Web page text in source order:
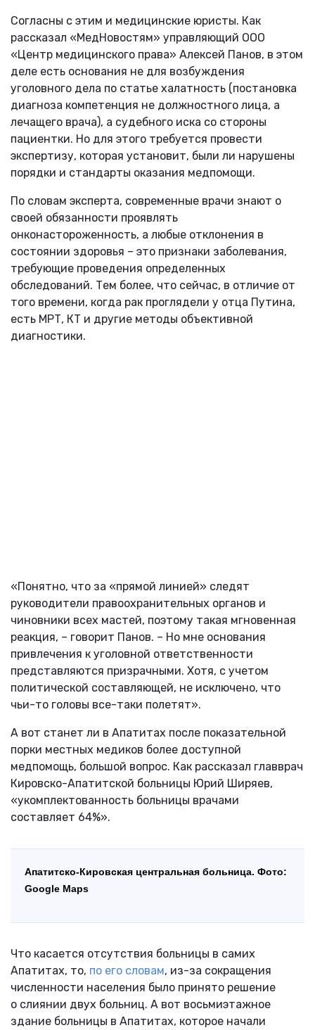
Согласны с этим и медицинские юристы. Как
рассказал «МедНовостям» управляющий ООО
«Центр медицинского права» Алексей Панов, в этом
деле есть основания не для возбуждения
уголовного дела по статье халатность (постановка
диагноза компетенция не должностного лица, а
лечащего врача), а судебного иска со стороны
пациентки. Но для этого требуется провести
экспертизу, которая установит, были ли нарушены
порядки и стандарты оказания медпомощи.
По словам эксперта, современные врачи знают о
своей обязанности проявлять
онконастороженность, а любые отклонения в
состоянии здоровья – это признаки заболевания,
требующие проведения определенных
обследований. Тем более, что сейчас, в отличие от
того времени, когда рак проглядели у отца Путина,
есть МРТ, КТ и другие методы объективной
диагностики.
«Понятно, что за «прямой линией» следят
руководители правоохранительных органов и
чиновники всех мастей, поэтому такая мгновенная
реакция, – говорит Панов. – Но мне основания
привлечения к уголовной ответственности
представляются призрачными. Хотя, с учетом
политической составляющей, не исключено, что
чьи-то головы все-таки полетят».
А вот станет ли в Апатитах после показательной
порки местных медиков более доступной
медпомощь, большой вопрос. Как рассказал главврач
Кировско-Апатитской больницы Юрий Ширяев,
«укомплектованность больницы врачами
составляет 64%».
Апатитско-Кировская центральная больница. Фото:
Google Maps
Что касается отсутствия больницы в самих
Апатитах, то, по его словам, из-за сокращения
численности населения было принято решение
о слиянии двух больниц. А вот восьмиэтажное
здание больницы в Апатитах, которое начали